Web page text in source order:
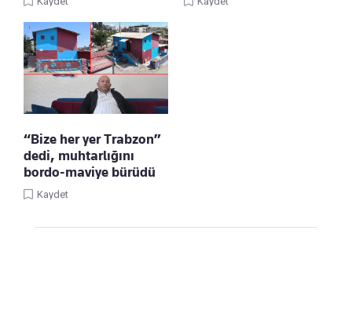
“Bize her yer Trabzon”
dedi, muhtarlığını
bordo-maviye bürüdü
Kaydet